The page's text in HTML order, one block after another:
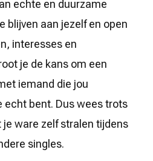
echte en duurzame
blijven aan jezelf en open
interesses en
je de kans om een
iemand die jou
echt bent. Dus wees trots
je ware zelf stralen tijdens
singles.